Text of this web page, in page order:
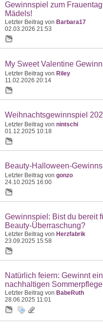
Gewinnspiel zum
Mädels!
Letzter Beitrag von Barbara17
02.03.2026 21:53
My Sweet Valentine
Letzter Beitrag von Riley
11.02.2026 20:14
Weihnachtsgewinnspiel
Letzter Beitrag von nintschi
01.12.2025 10:18
Beauty-Halloween-
Letzter Beitrag von gonzo
24.10.2025 16:00
Gewinnspiel: Bist du bereit
Beauty-Überraschung?
Letzter Beitrag von Herzfabrik
23.09.2025 15:58
Natürlich feiern: Gewinnt
nachhaltigen
Letzter Beitrag von BabeRuth
28.06.2025 11:01